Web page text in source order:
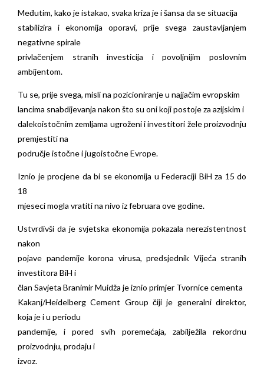
Međutim, kako je istakao, svaka kriza je i šansa da se situacija
stabilizira i ekonomija oporavi, prije svega zaustavljanjem
negativne spirale
privlačenjem stranih investicija i povoljnijim poslovnim
ambijentom.
Tu se, prije svega, misli na pozicioniranje u najjačim evropskim
lancima snabdijevanja nakon što su oni koji postoje za azijskim i
dalekoistočnim zemljama ugroženi i investitori žele proizvodnju
premjestiti na
područje istočne i jugoistočne Evrope.
Iznio je procjene da bi se ekonomija u Federaciji BiH za 15 do
18
mjeseci mogla vratiti na nivo iz februara ove godine.
Ustvrdivši da je svjetska ekonomija pokazala nerezistentnost
nakon
pojave pandemije korona virusa, predsjednik Vijeća stranih
investitora BiH i
član Savjeta Branimir Muidža je iznio primjer Tvornice cementa
Kakanj/Heidelberg Cement Group čiji je generalni direktor,
koja je i u periodu
pandemije, i pored svih poremećaja, zabilježila rekordnu
proizvodnju, prodaju i
izvoz.